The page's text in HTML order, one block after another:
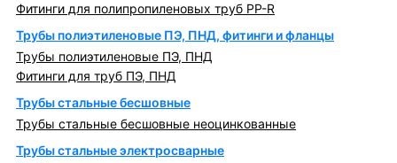
Фитинги для полипропиленовых труб PP-R
Трубы полиэтиленовые ПЭ, ПНД, фитинги и фланцы
Трубы полиэтиленовые ПЭ, ПНД
Фитинги для труб ПЭ, ПНД
Трубы стальные бесшовные
Трубы стальные бесшовные неоцинкованные
Трубы стальные электросварные